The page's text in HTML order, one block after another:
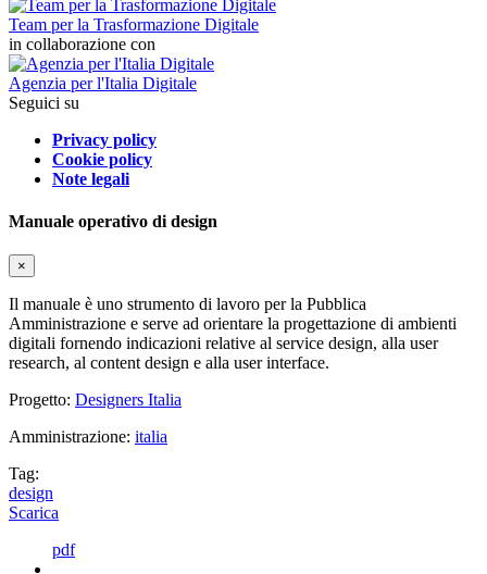
Team per la Trasformazione Digitale
in collaborazione con
Agenzia per l'Italia Digitale
Seguici su
Privacy policy
Cookie policy
Note legali
Manuale operativo di design
×
Il manuale è uno strumento di lavoro per la Pubblica
Amministrazione e serve ad orientare la progettazione di ambienti
digitali fornendo indicazioni relative al service design, alla user
research, al content design e alla user interface.
Progetto: Designers Italia
Amministrazione: italia
Tag:
design
Scarica
pdf